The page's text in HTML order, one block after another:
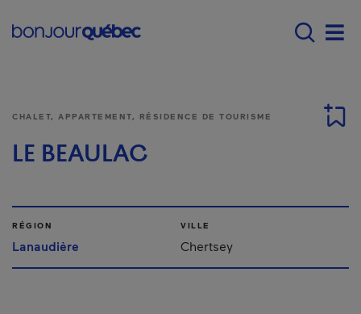
Main navigation -
CHALET, APPARTEMENT, RÉSIDENCE DE TOURISME
LE BEAULAC
RÉGION
Lanaudière
VILLE
Chertsey